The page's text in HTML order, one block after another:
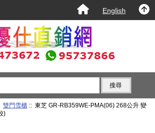
English
雙門雪櫃:: 東芝 GR-RB359WE-PMA(06) 268公升 變
)